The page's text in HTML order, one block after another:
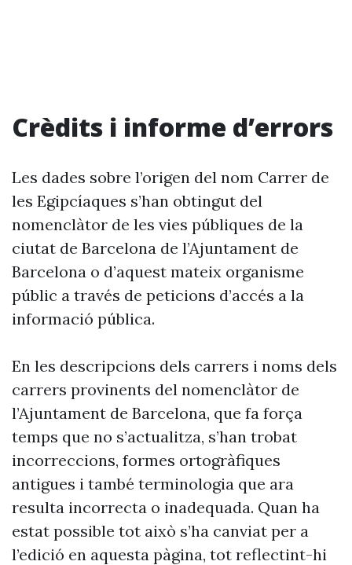
Crèdits i informe d’errors
Les dades sobre l’origen del nom Carrer de
les Egipcíaques s’han obtingut del
nomenclàtor de les vies públiques de la
ciutat de Barcelona de l’Ajuntament de
Barcelona o d’aquest mateix organisme
públic a través de peticions d’accés a la
informació pública.
En les descripcions dels carrers i noms dels
carrers provinents del nomenclàtor de
l’Ajuntament de Barcelona, que fa força
temps que no s’actualitza, s’han trobat
incorreccions, formes ortogràfiques
antigues i també terminologia que ara
resulta incorrecta o inadequada. Quan ha
estat possible tot això s’ha canviat per a
l’edició en aquesta pàgina, tot reflectint-hi